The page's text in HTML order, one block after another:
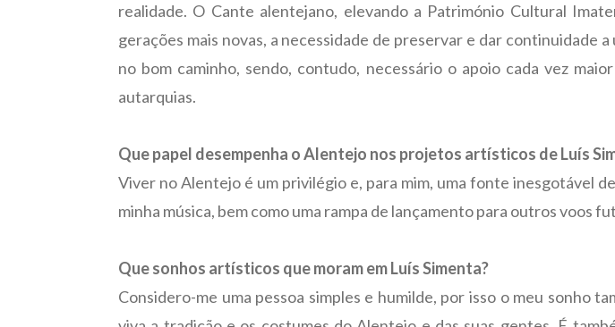
realidade. O Cante alentejano, elevando a Património Cultural
gerações mais novas, a necessidade de preservar e dar continuidade
no bom caminho, sendo, contudo, necessário o apoio cada vez
autarquias.
Que papel desempenha o Alentejo nos projetos artísticos de Luís
Viver no Alentejo é um privilégio e, para mim, uma fonte inesgotável
minha música, bem como uma rampa de lançamento para outros voos
Que sonhos artísticos que moram em Luís Simenta?
Considero-me uma pessoa simples e humilde, por isso o meu sonho